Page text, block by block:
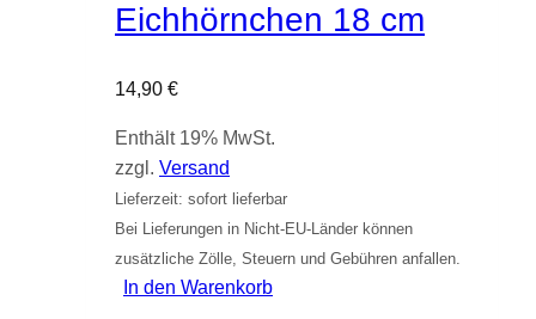
Eichhörnchen 18 cm
14,90 €
Enthält 19% MwSt.
zzgl. Versand
Lieferzeit: sofort lieferbar
Bei Lieferungen in Nicht-EU-Länder können
zusätzliche Zölle, Steuern und Gebühren anfallen.
In den Warenkorb